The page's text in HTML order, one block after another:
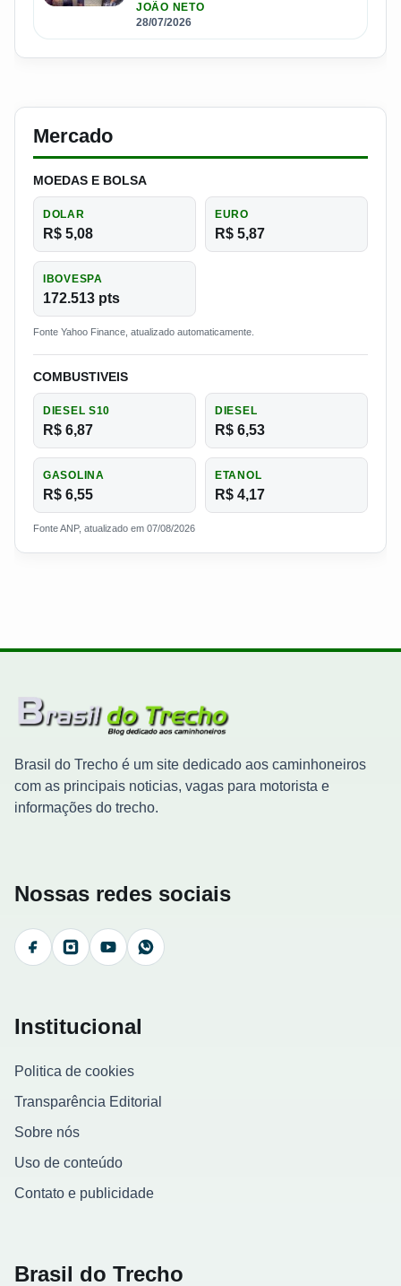
JOÃO NETO
28/07/2026
Mercado
MOEDAS E BOLSA
DOLAR
R$ 5,08
EURO
R$ 5,87
IBOVESPA
172.513 pts
Fonte Yahoo Finance, atualizado automaticamente.
COMBUSTIVEIS
DIESEL S10
R$ 6,87
DIESEL
R$ 6,53
GASOLINA
R$ 6,55
ETANOL
R$ 4,17
Fonte ANP, atualizado em 07/08/2026
Brasil do Trecho é um site dedicado aos caminhoneiros
com as principais noticias, vagas para motorista e
informações do trecho.
Nossas redes sociais
FacebookInstagramYouTubeWhatsApp
Institucional
Politica de cookies
Transparência Editorial
Sobre nós
Uso de conteúdo
Contato e publicidade
Brasil do Trecho